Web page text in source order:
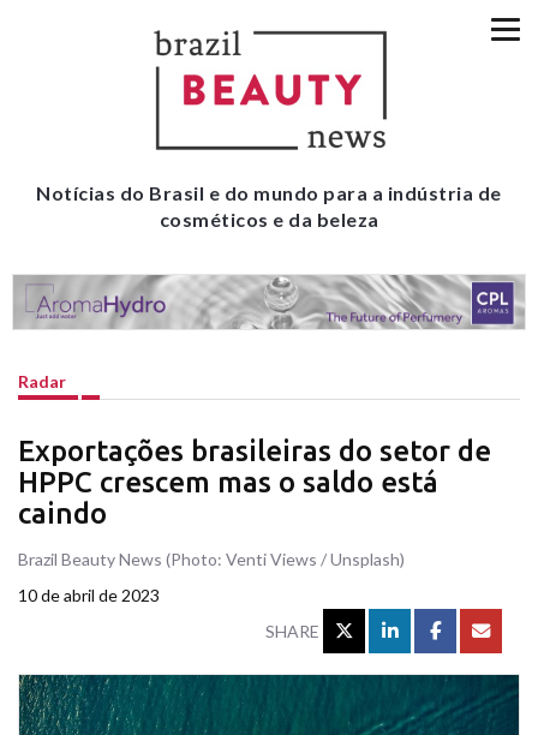
Notícias do Brasil e do mundo para a indústria de
cosméticos e da beleza
Radar
Exportações brasileiras do setor de
HPPC crescem mas o saldo está
caindo
Brazil Beauty News (Photo: Venti Views / Unsplash)
10 de abril de 2023
SHARE